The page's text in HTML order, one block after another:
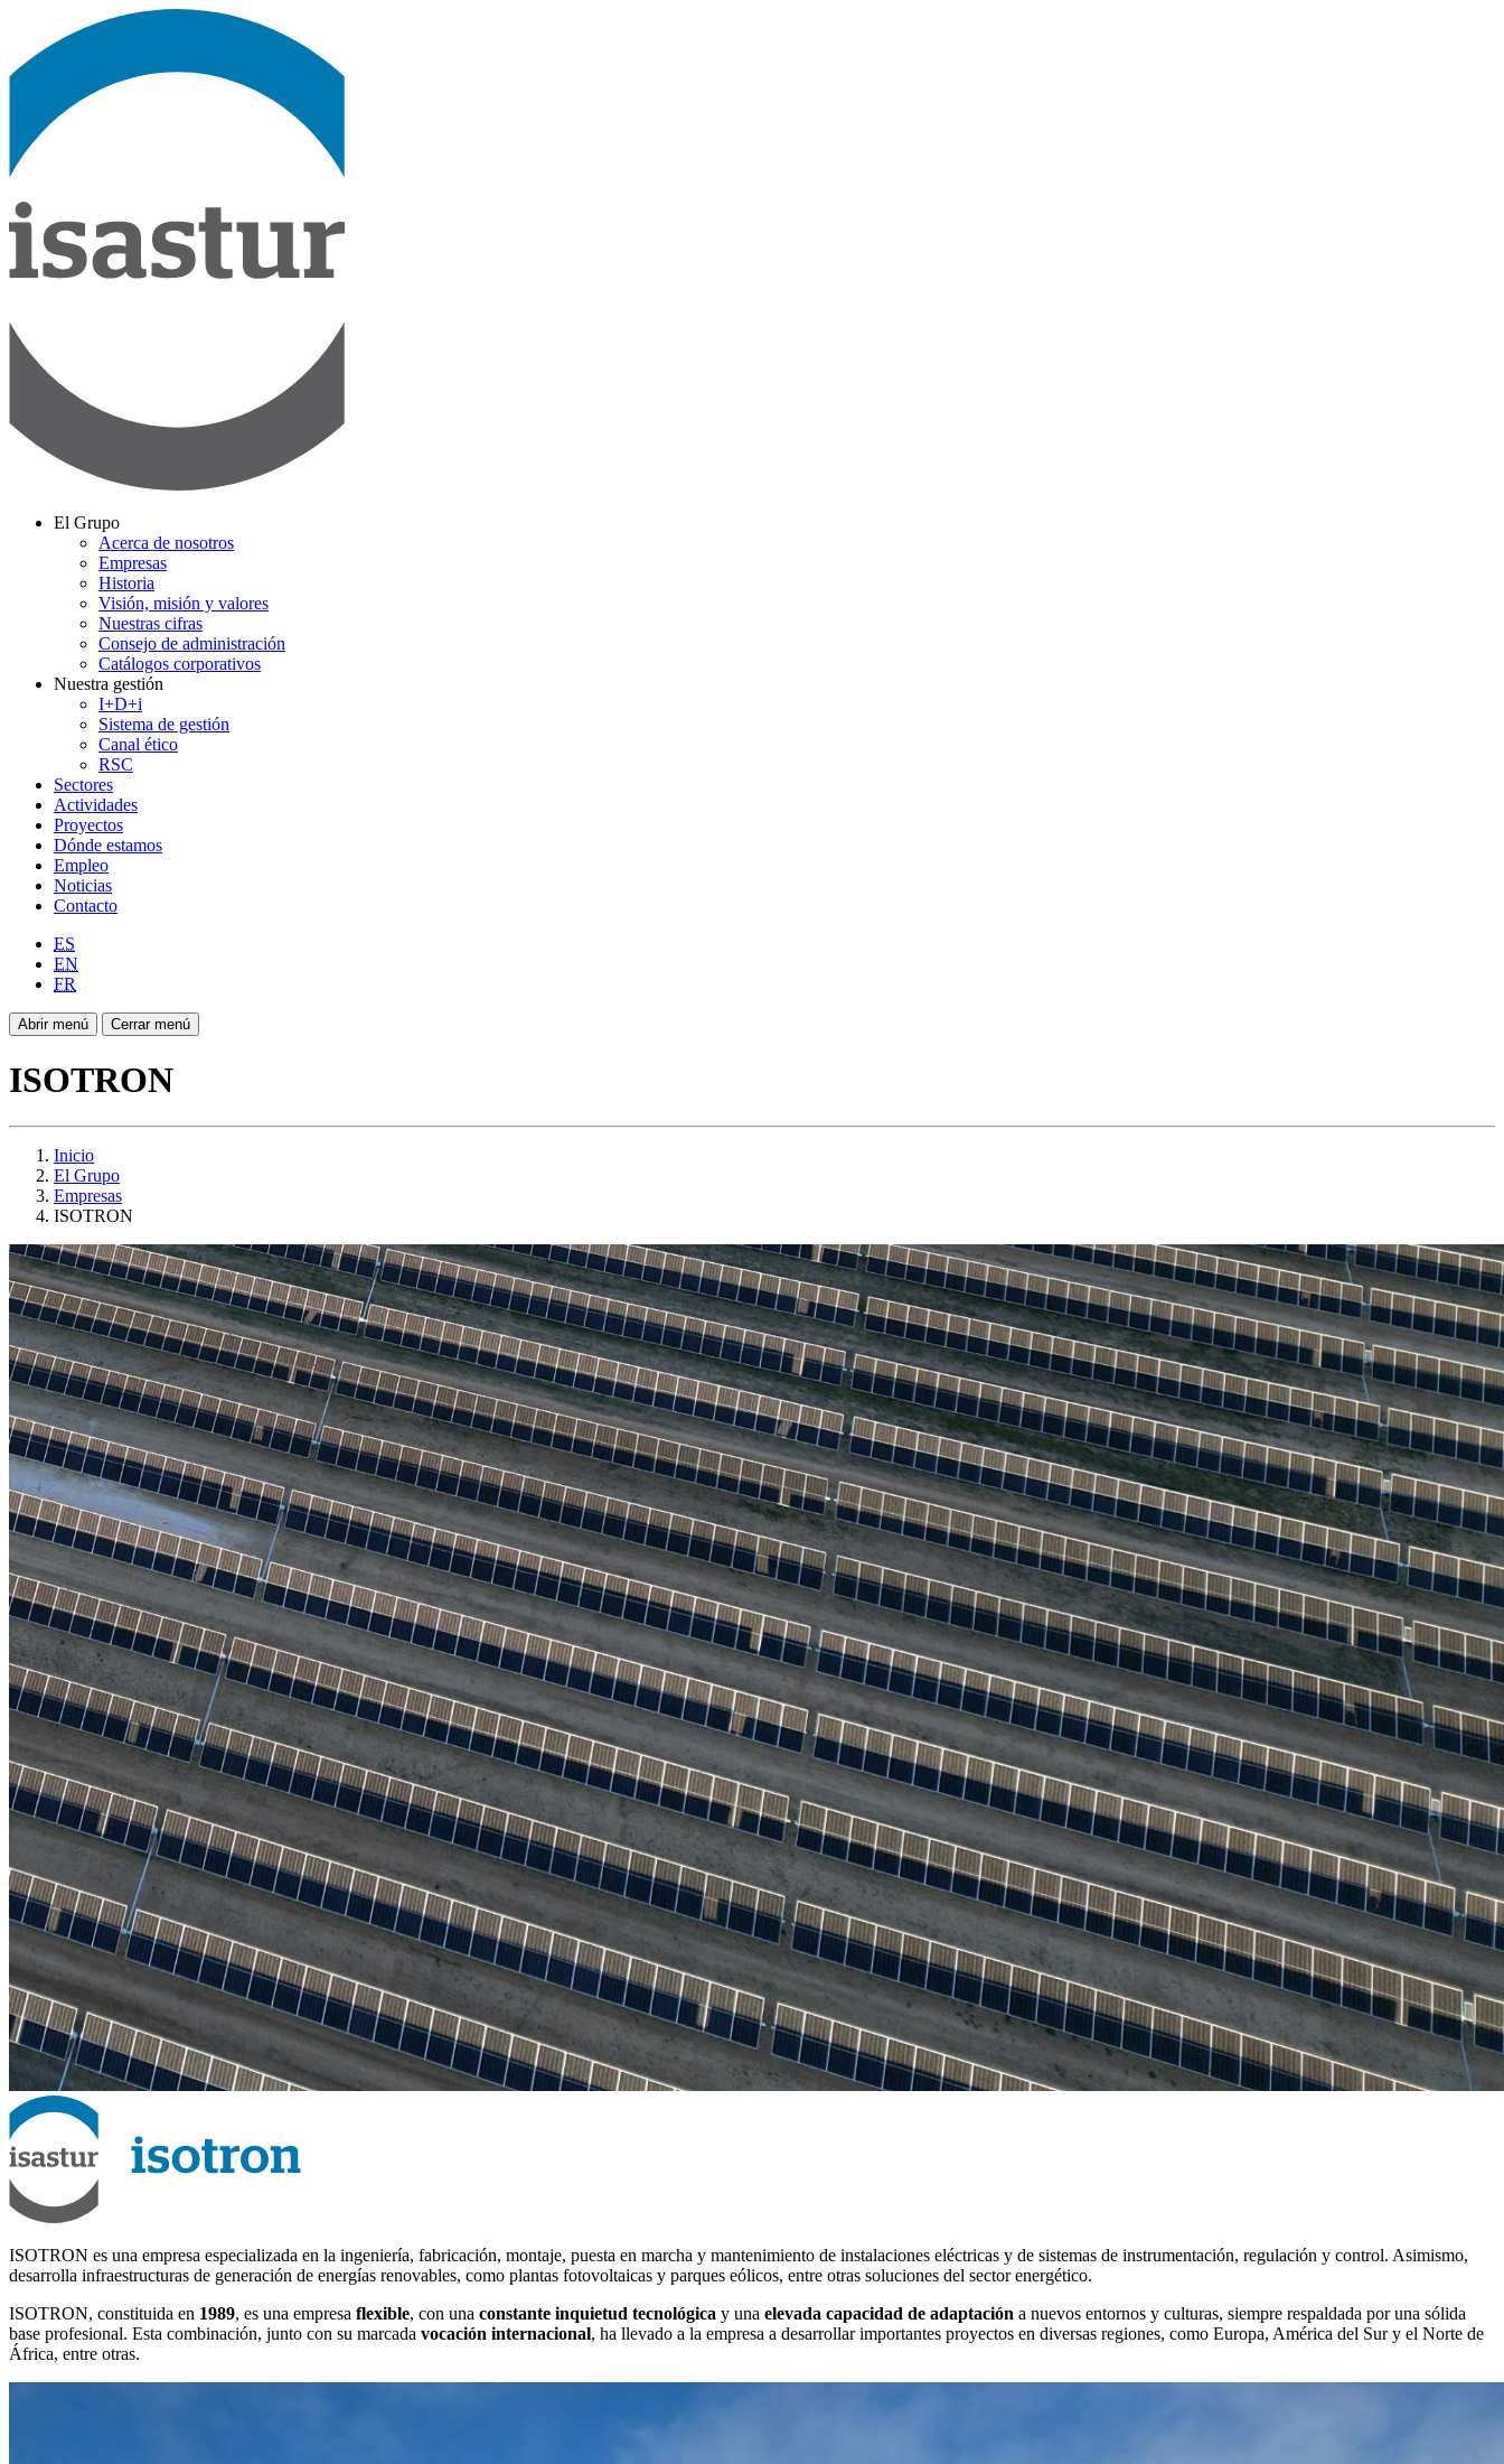
El Grupo
Acerca de nosotros
Empresas
Historia
Visión, misión y valores
Nuestras cifras
Consejo de administración
Catálogos corporativos
Nuestra gestión
I+D+i
Sistema de gestión
Canal ético
RSC
Sectores
Actividades
Proyectos
Dónde estamos
Empleo
Noticias
Contacto
ES
EN
FR
Abrir menú Cerrar menú
ISOTRON
Inicio
El Grupo
Empresas
ISOTRON
ISOTRON es una empresa especializada en la ingeniería, fabricación, montaje, puesta en marcha y mantenimiento de instalaciones eléctricas y de sistemas de instrumentación, regulación y control. Asimismo,
desarrolla infraestructuras de generación de energías renovables, como plantas fotovoltaicas y parques eólicos, entre otras soluciones del sector energético.
ISOTRON, constituida en 1989, es una empresa flexible, con una constante inquietud tecnológica y una elevada capacidad de adaptación a nuevos entornos y culturas, siempre respaldada por una sólida
base profesional. Esta combinación, junto con su marcada vocación internacional, ha llevado a la empresa a desarrollar importantes proyectos en diversas regiones, como Europa, América del Sur y el Norte de
África, entre otras.